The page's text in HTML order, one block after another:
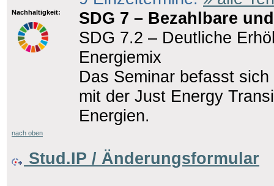
Nachhaltigkeit:
SDG 7 – Bezahlbare
SDG 7.2 – Deutliche
Energiemix
Das Seminar befasst
mit der Just Energy
Energien.
nach oben
Stud.IP / Änderungsformular